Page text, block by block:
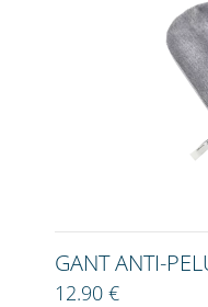
GANT ANTI-
12.90 €